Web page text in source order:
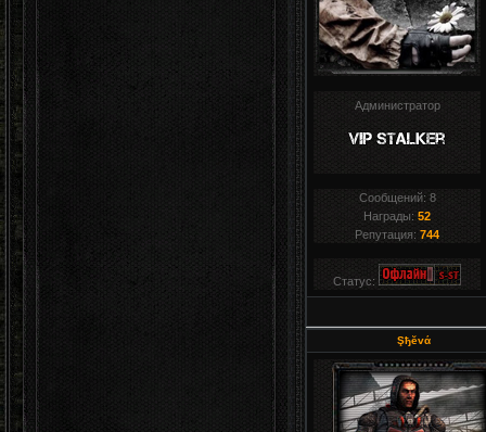
Администратор
Сообщений: 8
Награды: 52
Репутация: 744
Статус:
Şђĕvά